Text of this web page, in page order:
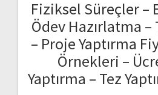
Fiziksel Süreçler –
Ödev Hazırlatma –
– Proje Yaptırma
Örnekleri –
Yaptırma – Tez